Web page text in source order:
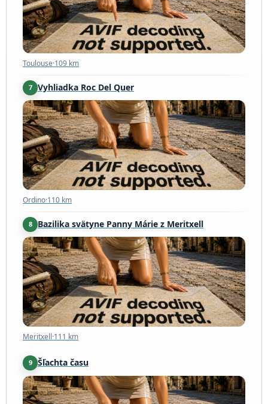
Toulouse·109 km
7 Vyhliadka Roc Del Quer
Ordino·110 km
Ordino·110 km
8 Bazilika svätyne Panny Márie z Meritxell
Meritxell·111 km
Meritxell·111 km
9 Šľachta času
Andorra la Vella·118 km